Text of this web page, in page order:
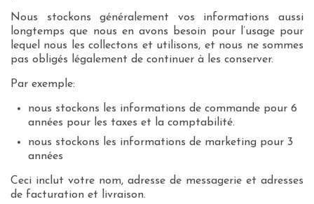
Nous stockons généralement vos informations aussi
longtemps que nous en avons besoin pour l’usage pour
lequel nous les collectons et utilisons, et nous ne sommes
pas obligés légalement de continuer à les conserver.
Par exemple:
nous stockons les informations de commande pour 6
années pour les taxes et la comptabilité.
nous stockons les informations de marketing pour 3
années
Ceci inclut votre nom, adresse de messagerie et adresses
de facturation et livraison.